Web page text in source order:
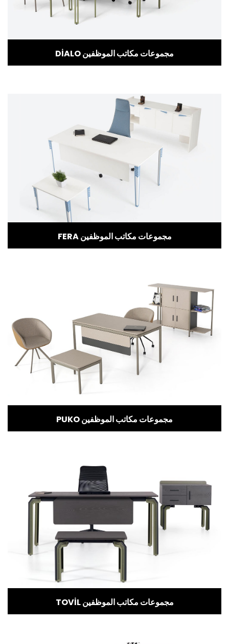
DİALO مجموعات مكاتب الموظفين
FERA مجموعات مكاتب الموظفين
PUKO مجموعات مكاتب الموظفين
TOVİL مجموعات مكاتب الموظفين